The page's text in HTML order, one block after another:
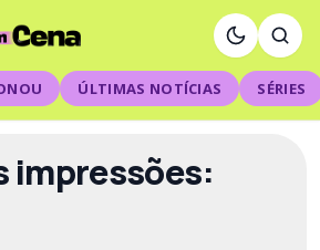
ÚLTIMAS NOTÍCIAS SÉRIES
impressões: